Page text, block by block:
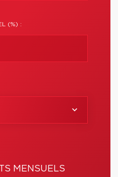
(%) :
MENSUELS